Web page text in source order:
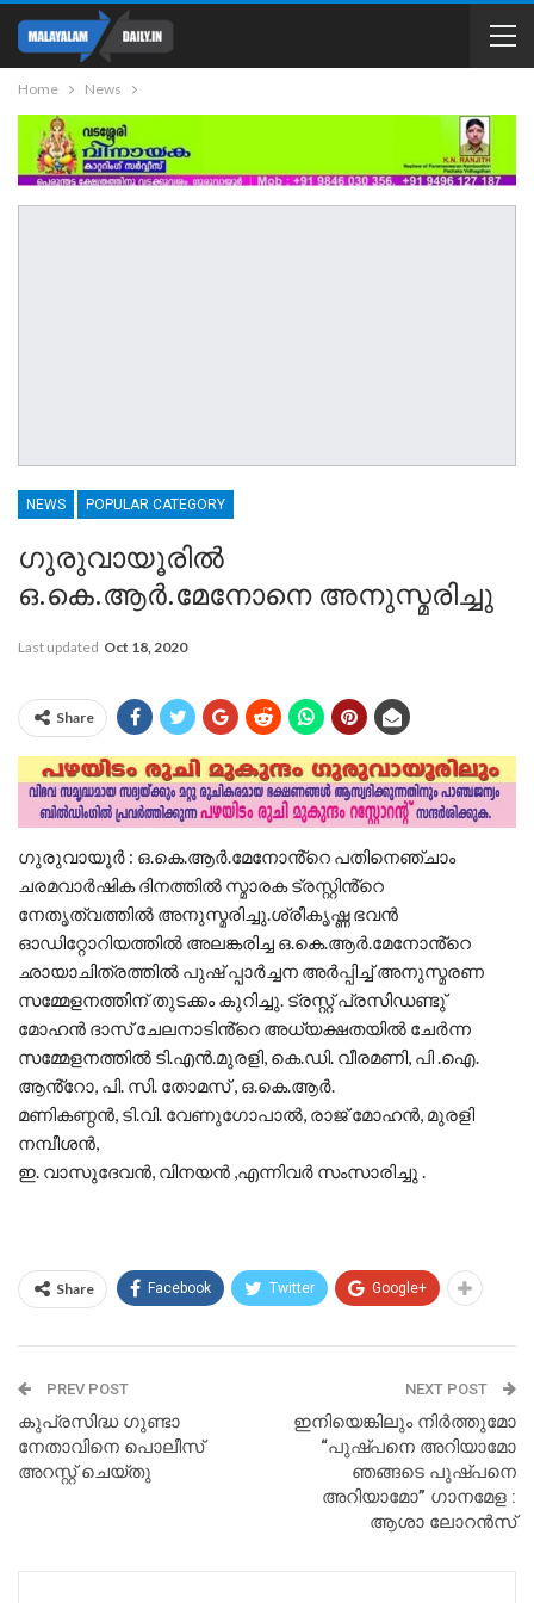
Home News
NEWS POPULAR CATEGORY
ഗുരുവായൂരിൽ
ഒ.കെ.ആർ.മേനോനെ അനുസ്മരിച്ചു
Last updated Oct 18, 2020
Share
ഗുരുവായൂർ : ഒ.കെ.ആർ.മേനോൻ്റെ പതിനെഞ്ചാം
ചരമവാർഷിക ദിനത്തിൽ സ്മാരക ട്രസ്റ്റിൻ്റെ
നേതൃത്വത്തിൽ അനുസ്മരിച്ചു.ശ്രീകൃഷ്ണ ഭവൻ
ഓഡിറ്റോറിയത്തിൽ അലങ്കരിച്ച ഒ.കെ.ആർ.മേനോൻ്റെ
ഛായാചിത്രത്തിൽ പുഷ് പ്പാർച്ചന അർപ്പിച്ച് അനുസ്മരണ
സമ്മേളനത്തിന് തുടക്കം കുറിച്ചു. ട്രസ്റ്റ് പ്രസിഡണ്ടു്
മോഹൻ ദാസ് ചേലനാടിൻ്റെ അധ്യക്ഷതയിൽ ചേർന്ന
സമ്മേളനത്തിൽ ടി.എൻ.മുരളി, കെ.ഡി. വീരമണി, പി .ഐ.
ആൻ്റോ, പി. സി. തോമസ് , ഒ.കെ.ആർ.
മണികണ്ഠൻ, ടി.വി. വേണുഗോപാൽ, രാജ് മോഹൻ, മുരളി
നമ്പീശൻ,
ഇ. വാസുദേവൻ, വിനയൻ ,എന്നിവർ സംസാരിച്ചു .
Share Facebook Twitter Google+
PREV POST
കുപ്രസിദ്ധ ഗുണ്ടാ
നേതാവിനെ പൊലീസ്
അറസ്റ്റ് ചെയ്തു
NEXT POST
ഇനിയെങ്കിലും നിർത്തുമോ
“പുഷ്പനെ അറിയാമോ
ഞങ്ങടെ പുഷ്പനെ
അറിയാമോ” ഗാനമേള :
ആശാ ലോറൻസ്